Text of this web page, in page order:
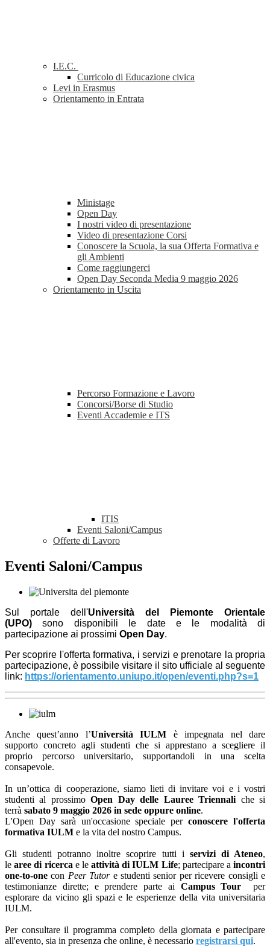
I.E.C.
Curricolo di Educazione civica
Levi in Erasmus
Orientamento in Entrata
Ministage
Open Day
I nostri video di presentazione
Video di presentazione Corsi
Conoscere la Scuola, la sua Offerta Formativa e
gli Ambienti
Come raggiungerci
Open Day Seconda Media 9 maggio 2026
Orientamento in Uscita
Percorso Formazione e Lavoro
Concorsi/Borse di Studio
Eventi Accademie e ITS
ITIS
Eventi Saloni/Campus
Offerte di Lavoro
Eventi Saloni/Campus
Sul portale dell'Università del Piemonte Orientale
(UPO) sono disponibili le date e le modalità di
partecipazione ai prossimi Open Day.
Per scoprire l'offerta formativa, i servizi e prenotare la propria
partecipazione, è possibile visitare il sito ufficiale al seguente
link: https://orientamento.uniupo.it/open/eventi.php?s=1
Anche quest’anno l’Università IULM è impegnata nel dare
supporto concreto agli studenti che si apprestano a scegliere il
proprio percorso universitario, supportandoli in una scelta
consapevole.
In un’ottica di cooperazione, siamo lieti di invitare voi e i vostri
studenti al prossimoOpen Day delle Lauree Triennali che si
terrà sabato 9 maggio 2026 in sede oppure online.
L'Open Day sarà un'occasione speciale perconoscere l'offerta
formativa IULM e la vita del nostro Campus.
Gli studenti potranno inoltre scoprire tutti i servizi di Ateneo,
learee di ricerca e leattività di IULM Life; partecipare aincontri
one-to-one con Peer Tutore studenti senior per ricevere consigli e
testimonianze dirette; e prendere parte ai Campus Tour
per
esplorare da vicino gli spazi e le esperienze della vita universitaria
IULM.
Per consultare il programma completo della giornata e partecipare
all'evento, sia in presenza che online, è necessario registrarsi qui.